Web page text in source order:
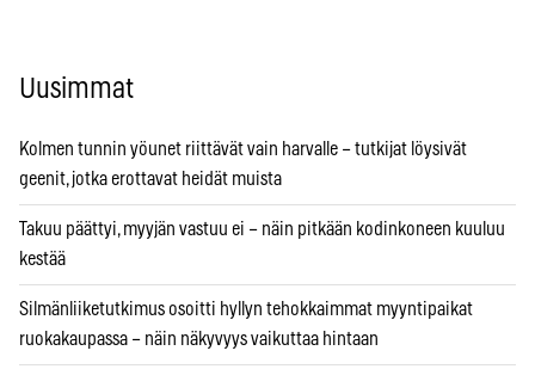
Uusimmat
Kolmen tunnin yöunet riittävät vain harvalle – tutkijat löysivät
geenit, jotka erottavat heidät muista
Takuu päättyi, myyjän vastuu ei – näin pitkään kodinkoneen kuuluu
kestää
Silmänliiketutkimus osoitti hyllyn tehokkaimmat myyntipaikat
ruokakaupassa – näin näkyvyys vaikuttaa hintaan